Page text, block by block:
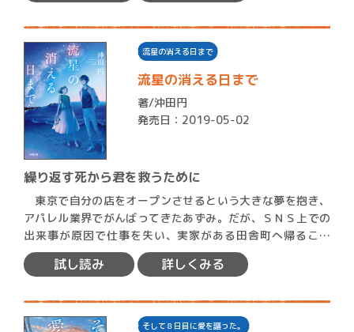
流星の消える日まで
流星の消える日まで
著/沖田円
発売日：2019-05-02
繰り返す死から君を救うために
東京で自分の店をオープンさせるという大きな夢を抱き、
アパレル業界でがんばってきたあずみ。だが、ＳＮＳ上での
出来事が原因で仕事を失い、実家がある田舎町へ帰ること
に。 …
試し読み 詳しくみる
そして８日目に愛を謳った。